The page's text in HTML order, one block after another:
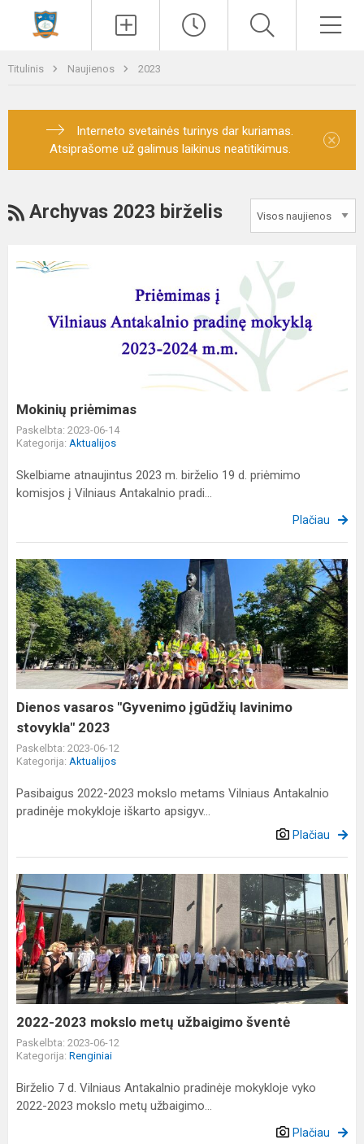
Titulinis Naujienos 2023
Interneto svetainės turinys dar kuriamas.
Atsiprašome už galimus laikinus neatitikimus.
×
RSS
Archyvas 2023 birželis
Mokinių
Mokinių priėmimas
Paskelbta: 2023-06-14
Kategorija: Aktualijos
Skelbiame atnaujintus 2023 m. birželio 19 d. priėmimo
komisjos į Vilniaus Antakalnio pradi...
Plačiau
Dienos
vasaros
"Gyvenimo
įgūdžių
lavinimo
stovykla"
2023
Dienos vasaros "Gyvenimo įgūdžių lavinimo
stovykla" 2023
Paskelbta: 2023-06-12
Kategorija: Aktualijos
Pasibaigus 2022-2023 mokslo metams Vilniaus Antakalnio
pradinėje mokykloje iškarto apsigyv...
Plačiau
2022-
2023
mokslo
metų
užbaigimo
šventė
2022-2023 mokslo metų užbaigimo šventė
Paskelbta: 2023-06-12
Kategorija: Renginiai
Birželio 7 d. Vilniaus Antakalnio pradinėje mokykloje vyko
2022-2023 mokslo metų užbaigimo...
Plačiau